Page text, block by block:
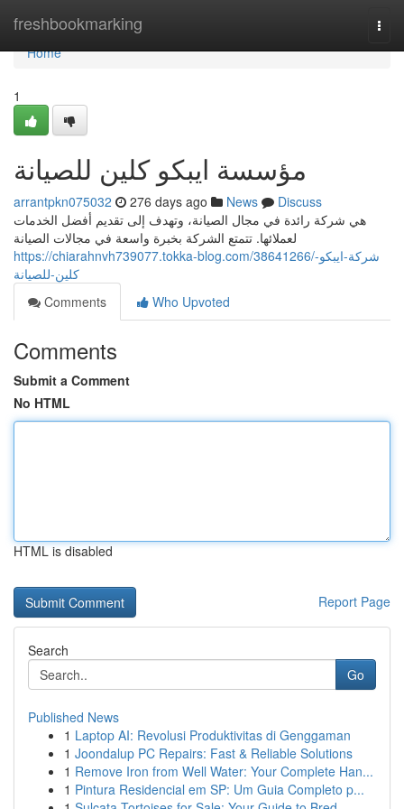
freshbookmarking
Home
Home
1
مؤسسة ايبكو كلين للصيانة
arrantpkn075032 276 days ago News
Discuss
هي شركة رائدة في مجال الصيانة، وتهدف إلى تقديم أفضل الخدمات
لعملائها. تتمتع الشركة بخبرة واسعة في مجالات الصيانة
https://chiarahnvh739077.tokka-blog.com/38641266/شركة-ايبكو-
كلين-للصيانة
Comments
Who Upvoted
Comments
Submit a Comment
No HTML
HTML is disabled
Report Page
Search
Go
Published News
1 Laptop AI: Revolusi Produktivitas di Genggaman
1 Joondalup PC Repairs: Fast & Reliable Solutions
1 Remove Iron from Well Water: Your Complete Han...
1 Pintura Residencial em SP: Um Guia Completo p...